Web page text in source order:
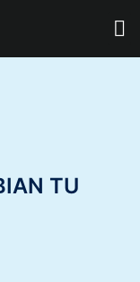
TU